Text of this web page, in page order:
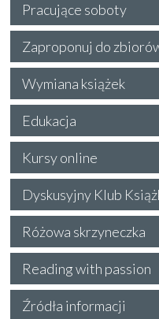
Pracujące soboty
Zaproponuj do
Wymiana książek
Edukacja
Kursy online
Dyskusyjny Klub
Różowa skrzyneczka
Reading with passion
Źródła informacji